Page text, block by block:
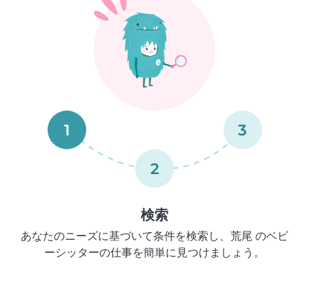
1
2
3
検索
あなたのニーズに基づいて条件を検索し、荒尾 のベビ
ーシッターの仕事を簡単に見つけましょう。